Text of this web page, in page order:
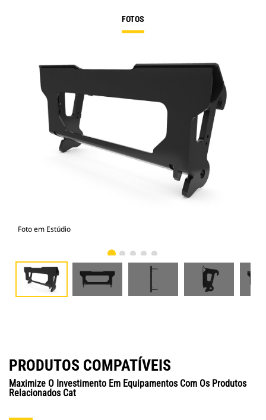
FOTOS
Foto em Estúdio
PRODUTOS COMPATÍVEIS
Maximize O Investimento Em Equipamentos Com Os Produtos
Relacionados Cat